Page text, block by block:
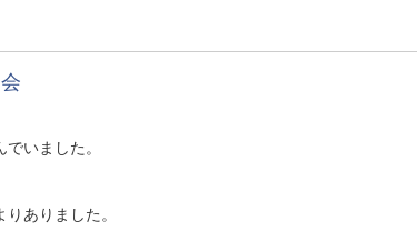
いました。
ありました。